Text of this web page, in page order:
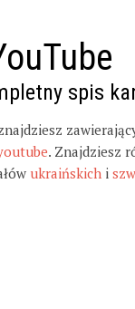
spis
. Znajdziesz
ukraińskich i